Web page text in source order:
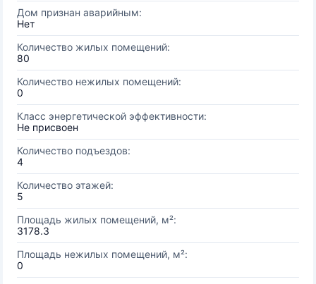
Дом признан аварийным:
Нет
Количество жилых помещений:
80
Количество нежилых помещений:
0
Класс энергетической эффективности:
Не присвоен
Количество подъездов:
4
Количество этажей:
5
Площадь жилых помещений, м²:
3178.3
Площадь нежилых помещений, м²:
0